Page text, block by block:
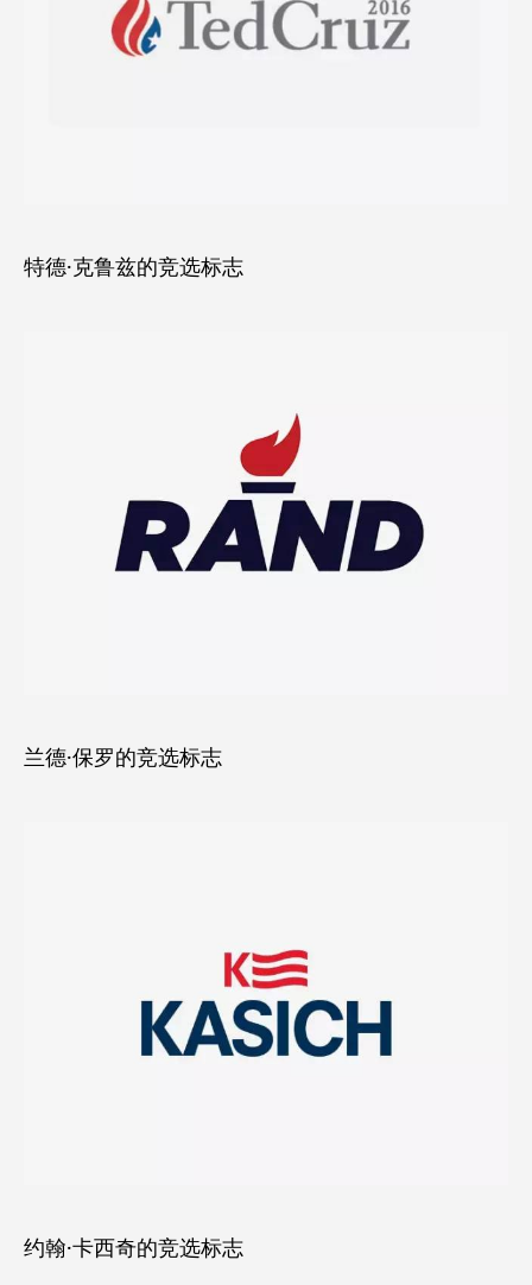
特德·克鲁兹的竞选标志
兰德·保罗的竞选标志
约翰·卡西奇的竞选标志